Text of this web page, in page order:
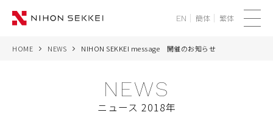
EN 簡体 繁体
HOME NEWS NIHON SEKKEI message 開催のお知らせ
NEWS
ニュース 2018年